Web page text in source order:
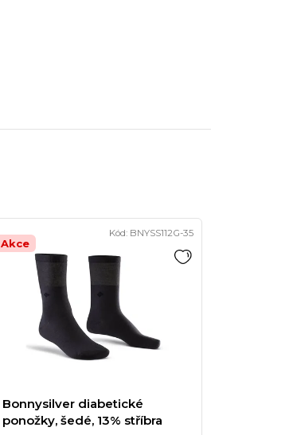
Akce
Bonnysilver diabetické
ponožky, šedé, 13% stříbra
Kód: BNYSS112G-35